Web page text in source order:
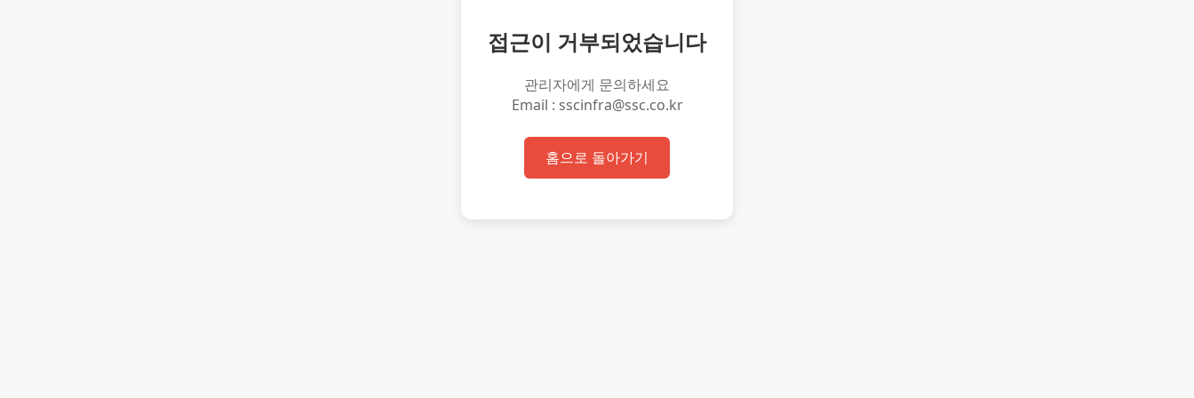
접근이 거부되었습니다
관리자에게 문의하세요
Email : sscinfra@ssc.co.kr
홈으로 돌아가기